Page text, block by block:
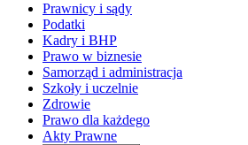
Prawnicy i sądy
Podatki
Kadry i BHP
Prawo w biznesie
Samorząd i administracja
Szkoły i uczelnie
Zdrowie
Prawo dla każdego
Akty Prawne